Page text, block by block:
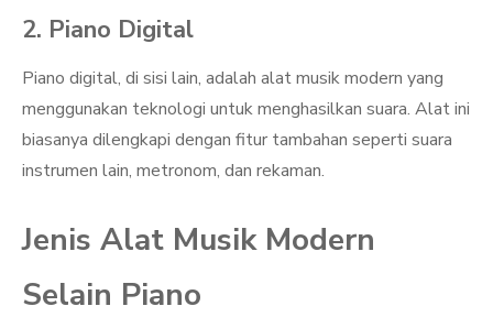
2. Piano Digital
Piano digital, di sisi lain, adalah alat musik modern yang
menggunakan teknologi untuk menghasilkan suara. Alat ini
biasanya dilengkapi dengan fitur tambahan seperti suara
instrumen lain, metronom, dan rekaman.
Jenis Alat Musik Modern
Selain Piano